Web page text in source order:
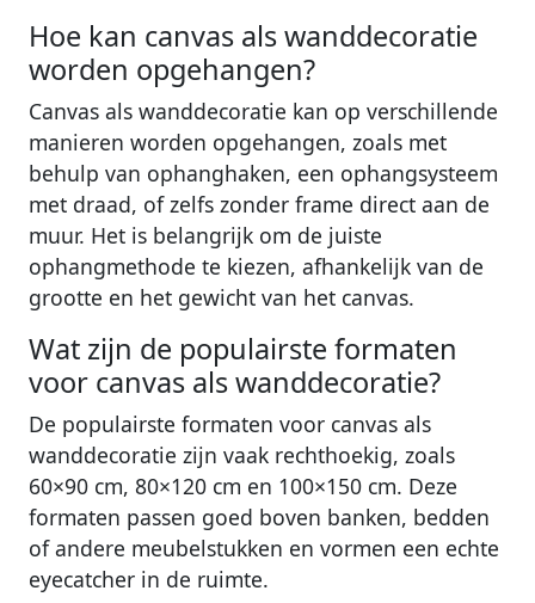
Hoe kan canvas als wanddecoratie
worden opgehangen?
Canvas als wanddecoratie kan op verschillende
manieren worden opgehangen, zoals met
behulp van ophanghaken, een ophangsysteem
met draad, of zelfs zonder frame direct aan de
muur. Het is belangrijk om de juiste
ophangmethode te kiezen, afhankelijk van de
grootte en het gewicht van het canvas.
Wat zijn de populairste formaten
voor canvas als wanddecoratie?
De populairste formaten voor canvas als
wanddecoratie zijn vaak rechthoekig, zoals
60×90 cm, 80×120 cm en 100×150 cm. Deze
formaten passen goed boven banken, bedden
of andere meubelstukken en vormen een echte
eyecatcher in de ruimte.